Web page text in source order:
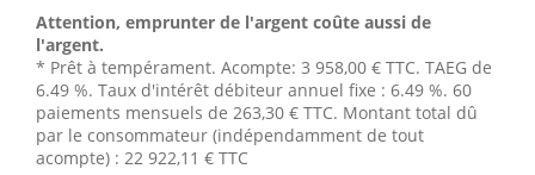
Attention, emprunter de l'argent coûte aussi de
l'argent.
* Prêt à tempérament. Acompte: 3 958,00 € TTC. TAEG de
6.49 %. Taux d'intérêt débiteur annuel fixe : 6.49 %. 60
paiements mensuels de 263,30 € TTC. Montant total dû
par le consommateur (indépendamment de tout
acompte) : 22 922,11 € TTC